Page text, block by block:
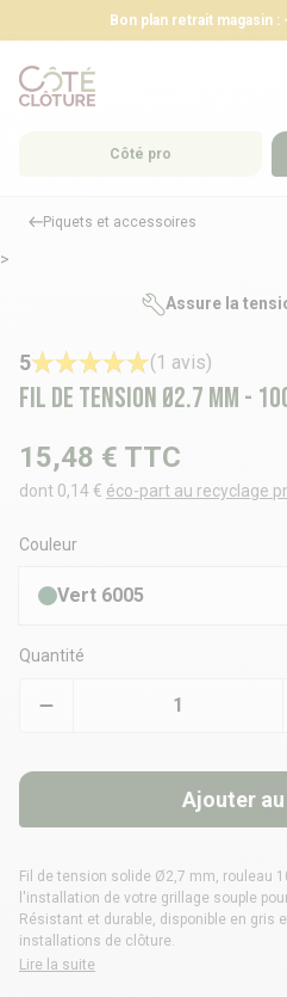
Bon plan retrait magasin :
Côté pro
Piquets et accessoires
Fil de tension Ø2.7 mm -
5 (1 avis)
>
Assure la
15,48 € TTC
dont 0,14 € éco-part au recyclage
Couleur
Vert 6005
Quantité
Ajouter
Fil de tension solide Ø2,7 mm, rouleau
l'installation de votre grillage souple
Résistant et durable, disponible en gris
installations de clôture.
Lire la suite